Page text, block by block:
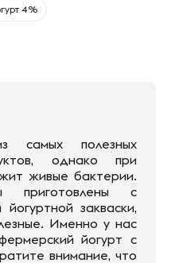
4%
полезных
однако при
живые бактерии.
приготовлены с
закваски,
Именно у нас
йогурт с
внимание, что